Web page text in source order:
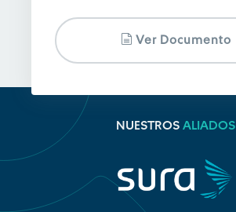
Ver Documento
NUESTROS ALIADOS